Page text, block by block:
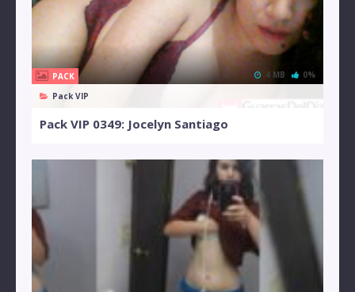
PACK
Pack VIP
4 MB 0%
Pack VIP 0349: Jocelyn Santiago